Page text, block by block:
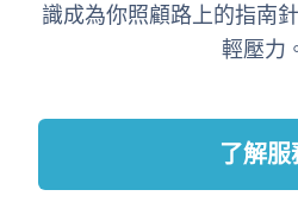
識成為你照顧路上的指南
輕壓力
了解服